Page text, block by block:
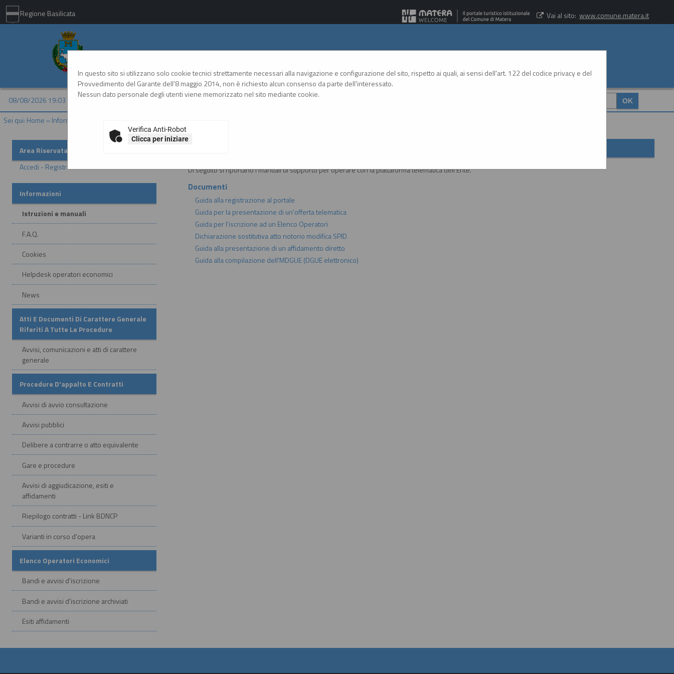
Regione Basilicata Vai al sito: www.comune.matera.it
Comune di Matera - Gare Telematiche
08/08/2026 19:03 A A GRAFICATESTO
Sei qui: Home » Informazioni
In questo sito si utilizzano solo cookie tecnici strettamente necessari alla navigazione e configurazione del sito, rispetto ai quali, ai sensi dell'art. 122 del codice privacy e del
Provvedimento del Garante dell'8 maggio 2014, non è richiesto alcun consenso da parte dell'interessato.
Nessun dato personale degli utenti viene memorizzato nel sito mediante cookie.
Verifica Anti-Robot
Clicca per iniziare
Area Riservata
Accedi - Registrati
Informazioni
Istruzioni e manuali
F.A.Q.
Cookies
Helpdesk operatori economici
News
Atti E Documenti Di Carattere Generale
Riferiti A Tutte Le Procedure
Avvisi, comunicazioni e atti di carattere
generale
Procedure D'appalto E Contratti
Avvisi di avvio consultazione
Avvisi pubblici
Delibere a contrarre o atto equivalente
Gare e procedure
Avvisi di aggiudicazione, esiti e
affidamenti
Riepilogo contratti - Link BDNCP
Varianti in corso d'opera
Elenco Operatori Economici
Bandi e avvisi d'iscrizione
Bandi e avvisi d'iscrizione archiviati
Esiti affidamenti
Di seguito si riportano i manuali di supporto per operare con la piattaforma telematica dell'Ente.
Documenti
Guida alla registrazione al portale
Guida per la presentazione di un'offerta telematica
Guida per l'iscrizione ad un Elenco Operatori
Dichiarazione sostitutiva atto notorio modifica SPID
Guida alla presentazione di un affidamento diretto
Guida alla compilazione dell'MDGUE (DGUE elettronico)